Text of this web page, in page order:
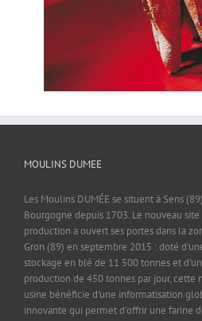
MOULINS DUMEE
Les Moulins DUMÉE se situent à Sens
Bourgogne depuis 1703. Le nouveau site
production a ouvert ses portes dans la
Gron (89) en septembre 2015 : doté
stockage en blé de 11 500 tonnes et
production de 450 tonnes par jour, cette
usine bénéficie d'une informatisation
innovante qui permet d'offrir une farine